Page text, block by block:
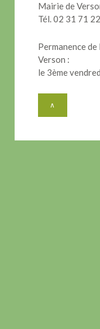
Mairie de
Tél. 02 31 71
Permanence
Verson :
le 3ème
∧